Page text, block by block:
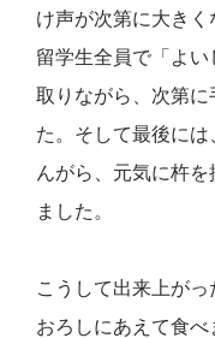
け声が次第に大きく
留学生全員で「よ
取りながら、次第
た。そして最後に
んがら、元気に杵
ました。
こうして出来上が
おろしにあえて食